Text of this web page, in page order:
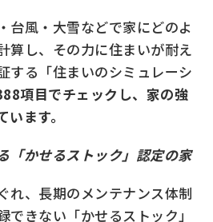
台風・大雪などで家にどのよ
算し、その力に住まいが耐え
する「住まいのシミュレーシ
項目でチェックし、家の強
ます。
「かせるストック」認定の家
れ、長期のメンテナンス体制
できない「かせるストック」